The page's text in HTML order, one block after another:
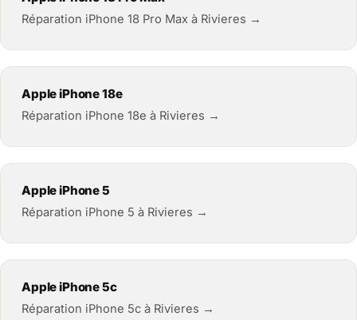
Réparation iPhone 18 Pro Max à Rivieres →
Apple iPhone 18e
Réparation iPhone 18e à Rivieres →
Apple iPhone 5
Réparation iPhone 5 à Rivieres →
Apple iPhone 5c
Réparation iPhone 5c à Rivieres →